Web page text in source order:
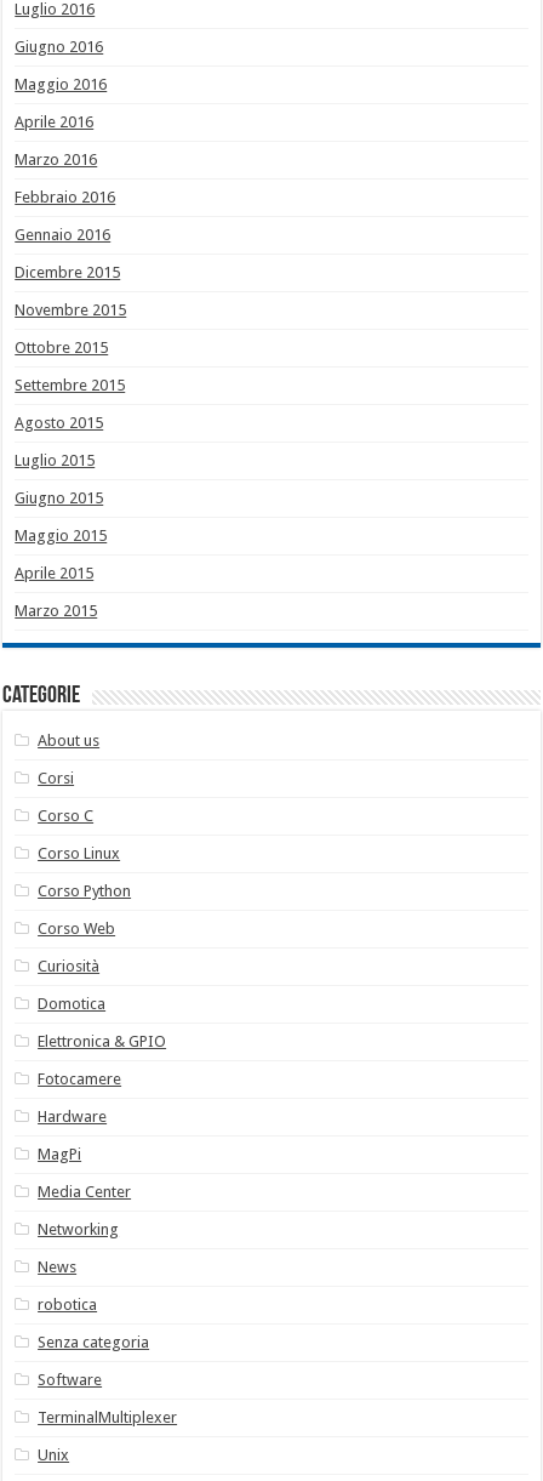
Luglio 2016
Giugno 2016
Maggio 2016
Aprile 2016
Marzo 2016
Febbraio 2016
Gennaio 2016
Dicembre 2015
Novembre 2015
Ottobre 2015
Settembre 2015
Agosto 2015
Luglio 2015
Giugno 2015
Maggio 2015
Aprile 2015
Marzo 2015
Categorie
About us
Corsi
Corso C
Corso Linux
Corso Python
Corso Web
Curiosità
Domotica
Elettronica & GPIO
Fotocamere
Hardware
MagPi
Media Center
Networking
News
robotica
Senza categoria
Software
TerminalMultiplexer
Unix